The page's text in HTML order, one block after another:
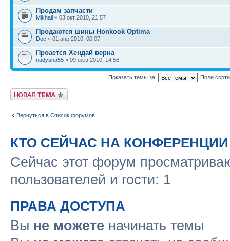
Продам запчасти
Mikhail » 03 окт 2010, 21:57
Продаются шины Honkook Optima
Doc » 01 апр 2010, 00:07
Проается Хендай верна
nadysha55 » 09 фев 2010, 14:56
Показать темы за: Поле
Новая тема
Вернуться в Список форумов
КТО СЕЙЧАС НА КОНФЕРЕНЦИИ
Сейчас этот форум
пользователей и гости: 1
ПРАВА ДОСТУПА
Вы не можете начинать темы